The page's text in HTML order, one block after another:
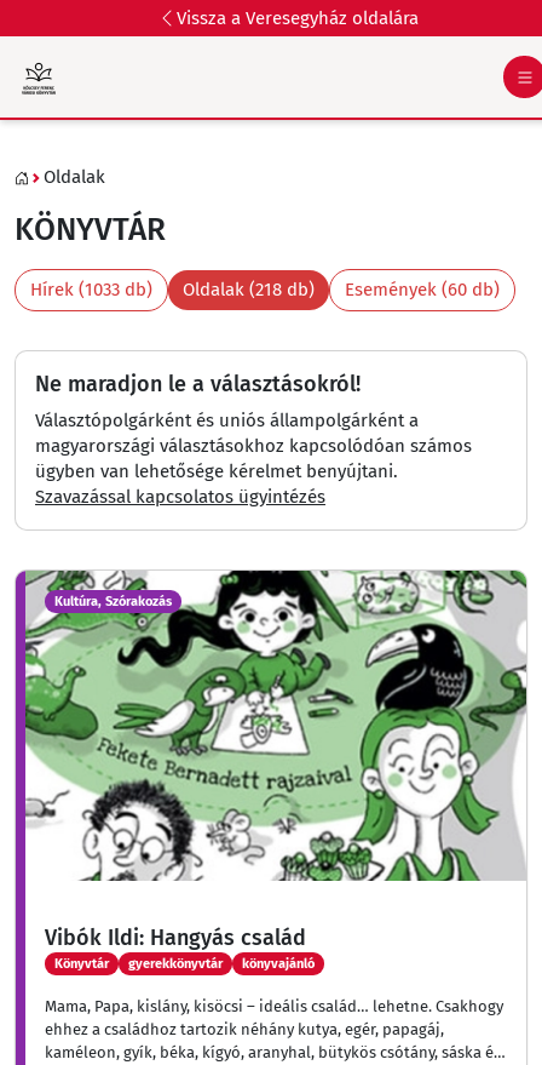
Vissza a Veresegyház oldalára
Oldalak
KÖNYVTÁR
Hírek (1033 db) Oldalak (218 db) Események (60 db)
Ne maradjon le a választásokról!
Választópolgárként és uniós állampolgárként a
magyarországi választásokhoz kapcsolódóan számos
ügyben van lehetősége kérelmet benyújtani.
Szavazással kapcsolatos ügyintézés
Kultúra, Szórakozás
Vibók Ildi: Hangyás család
Könyvtár gyerekkönyvtár könyvajánló
Mama, Papa, kislány, kisöcsi – ideális család… lehetne. Csakhogy
ehhez a családhoz tartozik néhány kutya, egér, papagáj,
kaméleon, gyík, béka, kígyó, aranyhal, bütykös csótány, sáska és